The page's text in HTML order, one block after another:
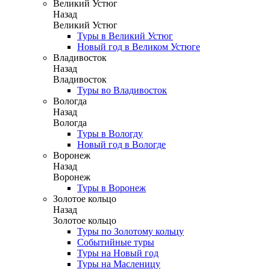
Великий Устюг
Назад
Великий Устюг
Туры в Великий Устюг
Новый год в Великом Устюге
Владивосток
Назад
Владивосток
Туры во Владивосток
Вологда
Назад
Вологда
Туры в Вологду
Новый год в Вологде
Воронеж
Назад
Воронеж
Туры в Воронеж
Золотое кольцо
Назад
Золотое кольцо
Туры по Золотому кольцу
Событийные туры
Туры на Новый год
Туры на Масленицу